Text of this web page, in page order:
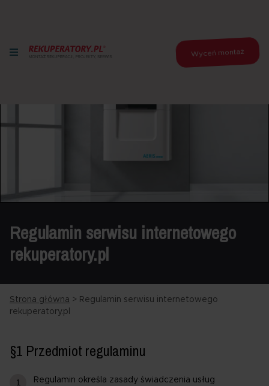
Wyceń montaż
Regulamin serwisu internetowego
rekuperatory.pl
Strona główna > Regulamin serwisu internetowego
rekuperatory.pl
§1 Przedmiot regulaminu
Regulamin określa zasady świadczenia usług